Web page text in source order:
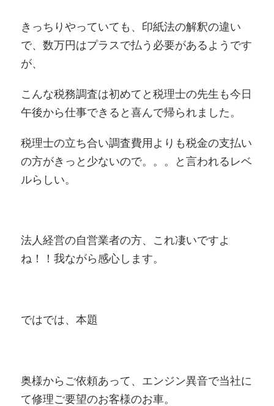
きっちりやっていても、印紙法の解釈の違い
で、数万円はプラスで払う必要があるようです
が、
こんな税務調査は初めてと税理士の先生も今日
午後から仕事できると喜んで帰られました。
税理士の立ち合い調査費用よりも税金の支払い
の方がきっと少ないので。。。と言われるレベ
ルらしい。
法人経営の自営業者の方、これ凄いですよ
ね！！我ながら感心します。
ではでは、本題
奥様からご依頼あって、エンジン異音で当社に
て修理ご要望のお客様のお車。